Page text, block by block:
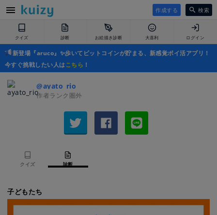
作成する 検索
クイズ 診断 お絵描き診断 大喜利 ログイン
新登場『aruco』✨歩いてビットコインが貯まる、新感覚ポイ活アプリ！
今すぐ挑戦したい人はこちら ！
@ayato_rio
作者ランク圏外
クイズ 診断
子どもたち